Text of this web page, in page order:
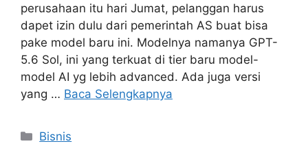
perusahaan itu hari Jumat, pelanggan harus
dapet izin dulu dari pemerintah AS buat bisa
pake model baru ini. Modelnya namanya GPT-
5.6 Sol, ini yang terkuat di tier baru model-
model AI yg lebih advanced. Ada juga versi
yang … Baca Selengkapnya
Kategori
Bisnis